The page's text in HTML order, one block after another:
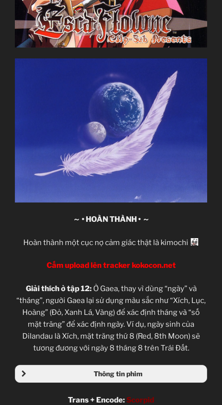
～ • HOÀN THÀNH • ～
Hoàn thành một cục nợ cảm giác thật là kimochi
Cấm upload lên tracker kokocon.net
Giải thích ở tập 12:Ở Gaea, thay vì dùng “ngày” và
“tháng”, người Gaea lại sử dụng màu sắc như “Xích, Lục,
Hoàng” (Đỏ, Xanh Lá, Vàng) để xác định tháng và “số
mặt trăng” để xác định ngày. Ví dụ, ngày sinh của
Dilandau là Xích, mặt trăng thứ 8 (Red, 8th Moon) sẽ
tương đương với ngày 8 tháng 8 trên Trái Đất.
Thông tin phim
Trans + Encode:Scorpid